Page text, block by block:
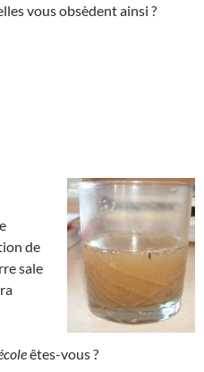
vous obsèdent ainsi ?
de
sale
êtes-vous ?